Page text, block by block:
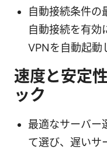
自動接続条件の
自動接続を有効
VPNを自動起動
速度と安定
ック
最適なサーバー
て選び、遅いサ